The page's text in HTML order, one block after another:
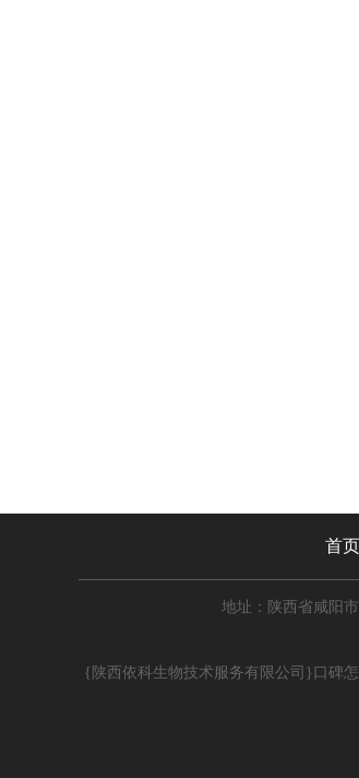
首页
地址：陕西省咸阳
{陕西依科生物技术服务有限公司}口碑